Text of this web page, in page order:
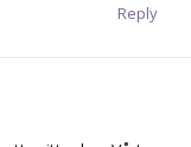
Reply